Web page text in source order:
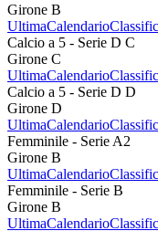
Girone B
UltimaCalendario
Calcio a 5 - Serie D C
Girone C
UltimaCalendario
Calcio a 5 - Serie D D
Girone D
UltimaCalendario
Femminile - Serie A2
Girone B
UltimaCalendario
Femminile - Serie B
Girone B
UltimaCalendario